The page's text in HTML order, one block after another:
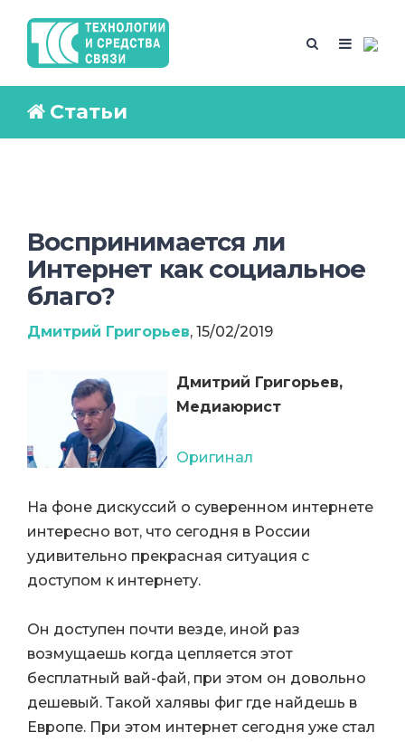
Статьи
Воспринимается ли
Интернет как социальное
благо?
Дмитрий Григорьев, 15/02/2019
Дмитрий Григорьев,
Медиаюрист
Оригинал
На фоне дискуссий о суверенном интернете
интересно вот, что сегодня в России
удивительно прекрасная ситуация с
доступом к интернету.
Он доступен почти везде, иной раз
возмущаешь когда цепляется этот
бесплатный вай-фай, при этом он довольно
дешевый. Такой халявы фиг где найдешь в
Европе. При этом интернет сегодня уже стал